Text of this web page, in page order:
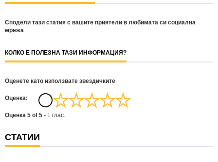
Сподели тази статия с вашите приятели в любимата си социална
мрежа
КОЛКО Е ПОЛЕЗНА ТАЗИ ИНФОРМАЦИЯ?
Оценете като използвате звездичките
Oценка:
Оценка 5 of 5 - 1 глас.
СТАТИИ